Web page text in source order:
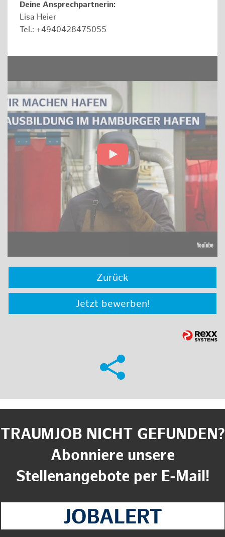
Deine Ansprechpartnerin:
Lisa Heier
Tel.: +4940428475055
Zurück
Jetzt bewerben!
TRAUMJOB NICHT GEFUNDEN?
Abonniere unsere
Stellenangebote per E-Mail!